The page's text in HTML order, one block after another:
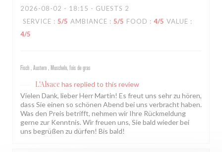
2026-08-02 - 18:15 - GUESTS 2
SERVICE : 5/5 AMBIANCE : 5/5 FOOD : 4/5 VALUE :
4/5
Fisch , Austern , Muscheln, fois de gras
L'Alsace has replied to this review
Vielen Dank, lieber Herr Martin! Es freut uns sehr zu hören,
dass Sie einen so schönen Abend bei uns verbracht haben.
Was den Preis betrifft, nehmen wir Ihre Rückmeldung
gerne zur Kenntnis. Wir freuen uns, Sie bald wieder bei
uns begrüßen zu dürfen! Bis bald!